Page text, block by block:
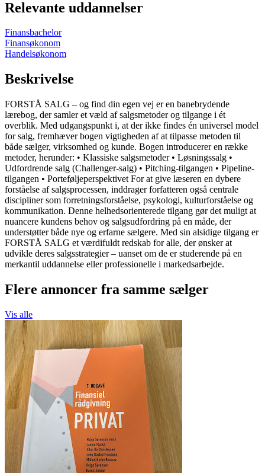
Relevante uddannelser
Finansbachelor
Finansøkonom
Handelsøkonom
Beskrivelse
FORSTÅ SALG – og find din egen vej er en banebrydende
lærebog, der samler et væld af salgsmetoder og tilgange i ét
overblik. Med udgangspunkt i, at der ikke findes én universel model
for salg, fremhæver bogen vigtigheden af at tilpasse metoden til
både sælger, virksomhed og kunde. Bogen introducerer en række
metoder, herunder: • Klassiske salgsmetoder • Løsningssalg •
Udfordrende salg (Challenger-salg) • Pitching-tilgangen • Pipeline-
tilgangen • Porteføljeperspektivet For at give læseren en dybere
forståelse af salgsprocessen, inddrager forfatteren også centrale
discipliner som forretningsforståelse, psykologi, kulturforståelse og
kommunikation. Denne helhedsorienterede tilgang gør det muligt at
nuancere kundens behov og salgsudfordring på en måde, der
understøtter både nye og erfarne sælgere. Med sin alsidige tilgang er
FORSTÅ SALG et værdifuldt redskab for alle, der ønsker at
udvikle deres salgsstrategier – uanset om de er studerende på en
merkantil uddannelse eller professionelle i markedsarbejde.
Flere annoncer fra samme sælger
Vis alle